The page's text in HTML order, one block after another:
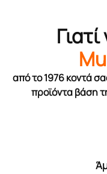
από το 1976 κοντά
προϊόντα βάση